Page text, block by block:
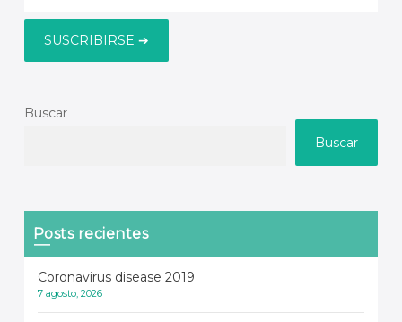
Buscar
Buscar
Posts recientes
Coronavirus disease 2019
7 agosto, 2026